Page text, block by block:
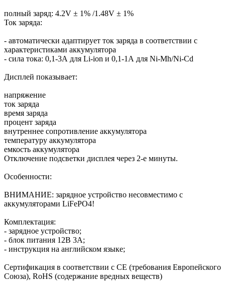
полный заряд: 4.2V ± 1% /1.48V ± 1%
Ток заряда:
- автоматически адаптирует ток заряда в соответствии с
характеристиками аккумулятора
- сила тока: 0,1-3А для Li-ion и 0,1-1А для Ni-Mh/Ni-Cd
Дисплей показывает:
напряжение
ток заряда
время заряда
процент заряда
внутреннее сопротивление аккумулятора
температуру аккумулятора
емкость аккумулятора
Отключение подсветки дисплея через 2-е минуты.
Особенности:
ВНИМАНИЕ: зарядное устройство несовместимо с
аккумуляторами LiFePO4!
Комплектация:
- зарядное устройство;
- блок питания 12В 3А;
- инструкция на английском языке;
Сертификация в соответствии с СЕ (требования Европейского
Союза), RoHS (содержание вредных веществ)